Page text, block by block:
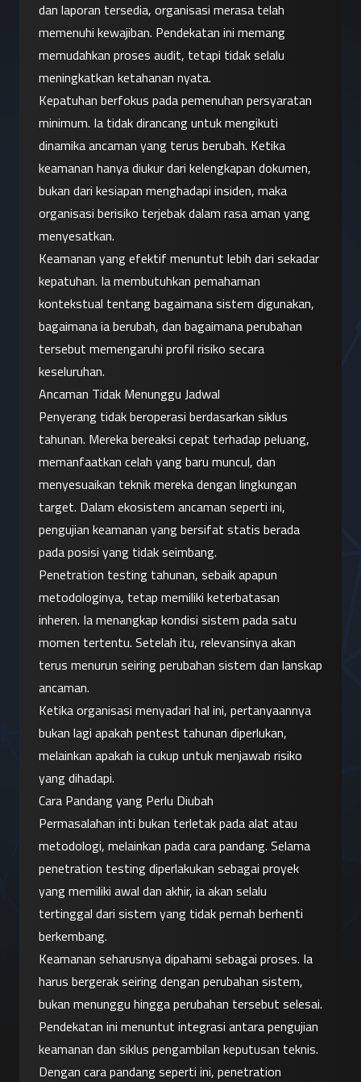
dan laporan tersedia, organisasi merasa telah
memenuhi kewajiban. Pendekatan ini memang
memudahkan proses audit, tetapi tidak selalu
meningkatkan ketahanan nyata.
Kepatuhan berfokus pada pemenuhan persyaratan
minimum. Ia tidak dirancang untuk mengikuti
dinamika ancaman yang terus berubah. Ketika
keamanan hanya diukur dari kelengkapan dokumen,
bukan dari kesiapan menghadapi insiden, maka
organisasi berisiko terjebak dalam rasa aman yang
menyesatkan.
Keamanan yang efektif menuntut lebih dari sekadar
kepatuhan. Ia membutuhkan pemahaman
kontekstual tentang bagaimana sistem digunakan,
bagaimana ia berubah, dan bagaimana perubahan
tersebut memengaruhi profil risiko secara
keseluruhan.
Ancaman Tidak Menunggu Jadwal
Penyerang tidak beroperasi berdasarkan siklus
tahunan. Mereka bereaksi cepat terhadap peluang,
memanfaatkan celah yang baru muncul, dan
menyesuaikan teknik mereka dengan lingkungan
target. Dalam ekosistem ancaman seperti ini,
pengujian keamanan yang bersifat statis berada
pada posisi yang tidak seimbang.
Penetration testing tahunan, sebaik apapun
metodologinya, tetap memiliki keterbatasan
inheren. Ia menangkap kondisi sistem pada satu
momen tertentu. Setelah itu, relevansinya akan
terus menurun seiring perubahan sistem dan lanskap
ancaman.
Ketika organisasi menyadari hal ini, pertanyaannya
bukan lagi apakah pentest tahunan diperlukan,
melainkan apakah ia cukup untuk menjawab risiko
yang dihadapi.
Cara Pandang yang Perlu Diubah
Permasalahan inti bukan terletak pada alat atau
metodologi, melainkan pada cara pandang. Selama
penetration testing diperlakukan sebagai proyek
yang memiliki awal dan akhir, ia akan selalu
tertinggal dari sistem yang tidak pernah berhenti
berkembang.
Keamanan seharusnya dipahami sebagai proses. Ia
harus bergerak seiring dengan perubahan sistem,
bukan menunggu hingga perubahan tersebut selesai.
Pendekatan ini menuntut integrasi antara pengujian
keamanan dan siklus pengambilan keputusan teknis.
Dengan cara pandang seperti ini, penetration